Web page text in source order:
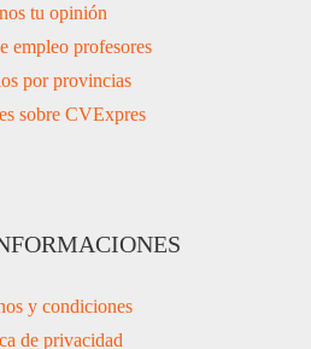
tu opinión
empleo profesores
por provincias
sobre CVExpres
y condiciones
de privacidad